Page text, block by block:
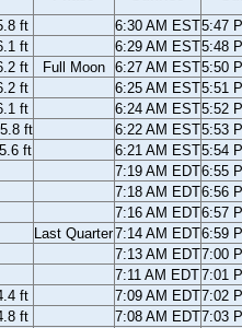
ft 6:30 AM EST5:47
ft 6:29 AM EST5:48
ft Full Moon 6:27 AM EST5:50
ft 6:25 AM EST5:51
ft 6:24 AM EST5:52
ft 6:22 AM EST5:53
ft 6:21 AM EST5:54
7:19 AM EDT6:55
7:18 AM EDT6:56
7:16 AM EDT6:57
Last Quarter7:14 AM EDT6:59
7:13 AM EDT7:00
7:11 AM EDT7:01
ft 7:09 AM EDT7:02
ft 7:08 AM EDT7:03